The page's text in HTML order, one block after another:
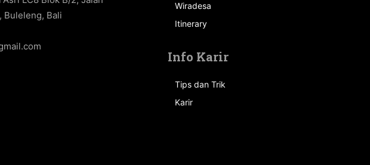
Buleleng, Bali
Wiradesa
Itinerary
Info Karir
Tips dan Trik
Karir